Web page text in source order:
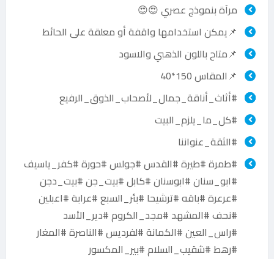
مرآة بنموذج عصري 😍😍
📌يمكن استخدامها واقفة أو معلقة على الحائط
📌متاح باللون الذهبي والاسود
📌المقاس 150*40
#أثاث_أناقة_جمال_لأصحاب_الذوق_الرفيع
#كل_ما_يلزم_البيت
#الثقة_عنواننا
#طمرة #طيرة #القدس #جولس #حورة #كفر_ياسيف
#ابو_سنان #ابوسنان #كابل #بيت_جن #بيت_دجن
#عرعرة #باقه #ترشيحا #بئر_السبع #عرابة #اعبلين
#نحف #المشهد #مجد_الكروم #دير_الأسد
#راس_العين #الكمانة #لفرديس #الناصرة #المغار
#رهط #شقيب_السلام #بير_المكسور